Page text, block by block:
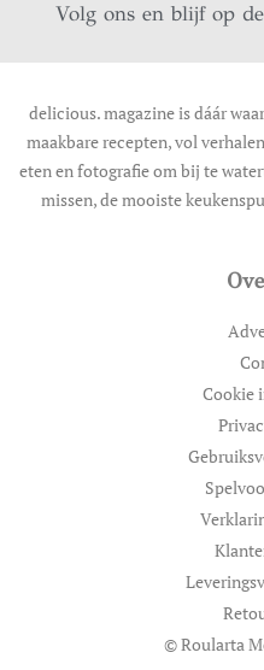
Volg ons en blijf op
delicious. magazine is dáár
maakbare recepten, vol
eten en fotografie om bij te
missen, de mooiste
Cookie
© Roularta